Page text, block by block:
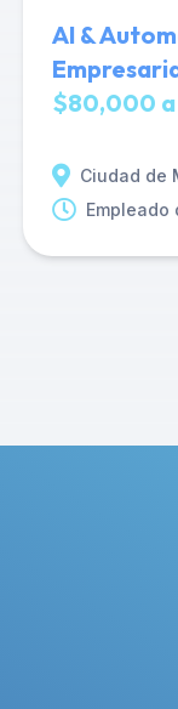
AI &
$80,000
Ciudad de
Empleado